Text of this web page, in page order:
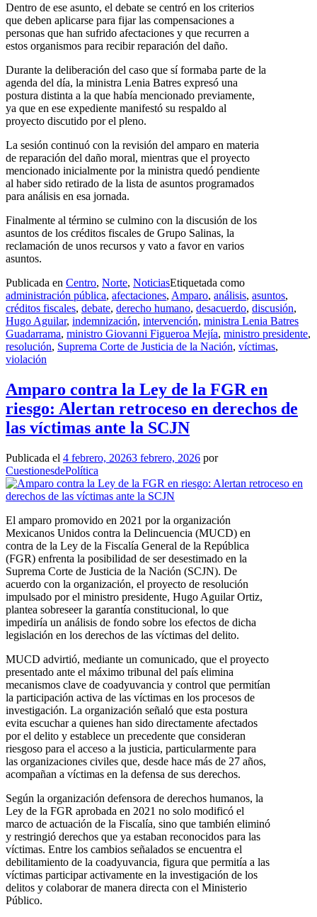
Dentro de ese asunto, el debate se centró en los criterios
que deben aplicarse para fijar las compensaciones a
personas que han sufrido afectaciones y que recurren a
estos organismos para recibir reparación del daño.
Durante la deliberación del caso que sí formaba parte de la
agenda del día, la ministra Lenia Batres expresó una
postura distinta a la que había mencionado previamente,
ya que en ese expediente manifestó su respaldo al
proyecto discutido por el pleno.
La sesión continuó con la revisión del amparo en materia
de reparación del daño moral, mientras que el proyecto
mencionado inicialmente por la ministra quedó pendiente
al haber sido retirado de la lista de asuntos programados
para análisis en esa jornada.
Finalmente al término se culmino con la discusión de los
asuntos de los créditos fiscales de Grupo Salinas, la
reclamación de unos recursos y vato a favor en varios
asuntos.
Publicada en Centro, Norte, NoticiasEtiquetada como
administración pública, afectaciones, Amparo, análisis, asuntos,
créditos fiscales, debate, derecho humano, desacuerdo, discusión,
Hugo Aguilar, indemnización, intervención, ministra Lenia Batres
Guadarrama, ministro Giovanni Figueroa Mejía, ministro presidente,
resolución, Suprema Corte de Justicia de la Nación, víctimas,
violación
Amparo contra la Ley de la FGR en
riesgo: Alertan retroceso en derechos de
las víctimas ante la SCJN
Publicada el 4 febrero, 20263 febrero, 2026 por
CuestionesdePolítica
El amparo promovido en 2021 por la organización
Mexicanos Unidos contra la Delincuencia (MUCD) en
contra de la Ley de la Fiscalía General de la República
(FGR) enfrenta la posibilidad de ser desestimado en la
Suprema Corte de Justicia de la Nación (SCJN). De
acuerdo con la organización, el proyecto de resolución
impulsado por el ministro presidente, Hugo Aguilar Ortiz,
plantea sobreseer la garantía constitucional, lo que
impediría un análisis de fondo sobre los efectos de dicha
legislación en los derechos de las víctimas del delito.
MUCD advirtió, mediante un comunicado, que el proyecto
presentado ante el máximo tribunal del país elimina
mecanismos clave de coadyuvancia y control que permitían
la participación activa de las víctimas en los procesos de
investigación. La organización señaló que esta postura
evita escuchar a quienes han sido directamente afectados
por el delito y establece un precedente que consideran
riesgoso para el acceso a la justicia, particularmente para
las organizaciones civiles que, desde hace más de 27 años,
acompañan a víctimas en la defensa de sus derechos.
Según la organización defensora de derechos humanos, la
Ley de la FGR aprobada en 2021 no solo modificó el
marco de actuación de la Fiscalía, sino que también eliminó
y restringió derechos que ya estaban reconocidos para las
víctimas. Entre los cambios señalados se encuentra el
debilitamiento de la coadyuvancia, figura que permitía a las
víctimas participar activamente en la investigación de los
delitos y colaborar de manera directa con el Ministerio
Público.